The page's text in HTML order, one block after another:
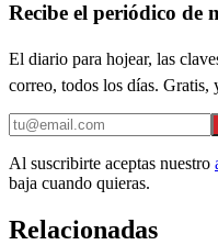
Recibe el periódico de
El diario para hojear, las
correo, todos los días. Gratis,
Al suscribirte aceptas nuestro
baja cuando quieras.
Relacionadas